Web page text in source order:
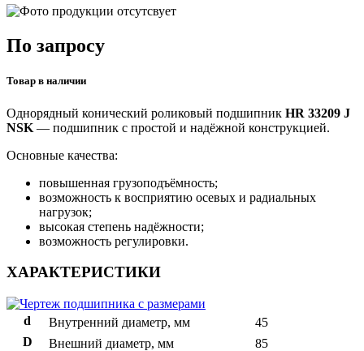
По запросу
Товар в наличии
Однорядный конический роликовый подшипник HR 33209 J
NSK — подшипник с простой и надёжной конструкцией.
Основные качества:
повышенная грузоподъёмность;
возможность к восприятию осевых и радиальных
нагрузок;
высокая степень надёжности;
возможность регулировки.
ХАРАКТЕРИСТИКИ
d Внутренний диаметр, мм
45
D
Внешний диаметр, мм
85